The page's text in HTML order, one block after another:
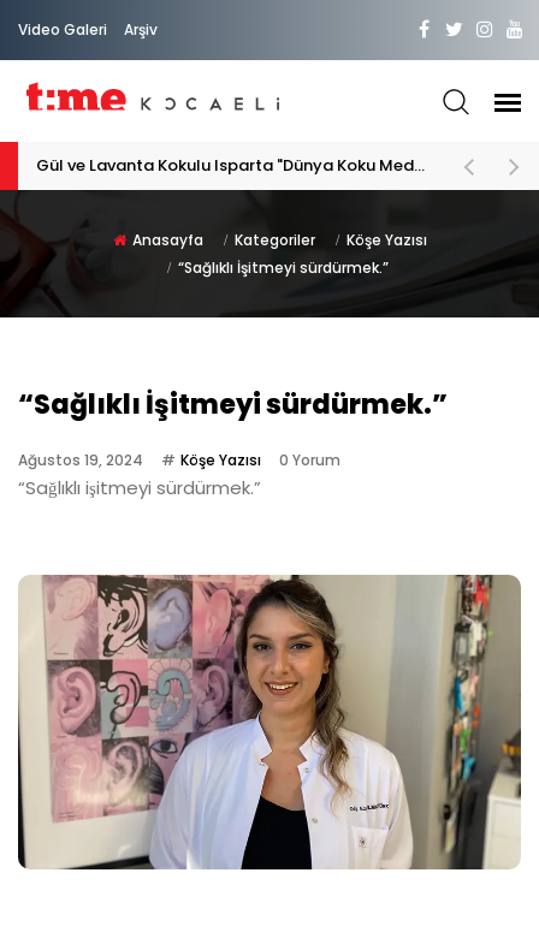
Video Galeri Arşiv
Gül ve Lavanta Kokulu Isparta "Dünya Koku Medeniyeti"
Anasayfa Kategoriler
Köşe Yazısı
“Sağlıklı İşitmeyi sürdürmek.”
“Sağlıklı İşitmeyi sürdürmek.”
Ağustos 19, 2024 Köşe Yazısı 0 Yorum
“Sağlıklı işitmeyi sürdürmek.”